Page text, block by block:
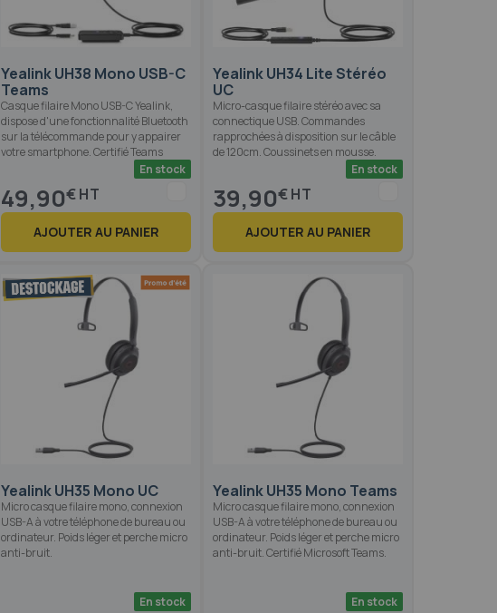
Yealink UH38 Mono USB-C
Teams
Casque filaire Mono USB-C Yealink,
dispose d'une fonctionnalité Bluetooth
sur la télécommande pour y appairer
votre smartphone. Certifié Teams
En stock
49,90€
AJOUTER AU PANIER
Yealink UH34 Lite Stéréo
UC
Micro-casque filaire stéréo avec sa
connectique USB. Commandes
rapprochées à disposition sur le câble
de 120cm. Coussinets en mousse.
En stock
39,90€
AJOUTER AU PANIER
Yealink UH35 Mono UC
Micro casque filaire mono, connexion
USB-A à votre téléphone de bureau ou
ordinateur. Poids léger et perche micro
anti-bruit.
En stock
Yealink UH35 Mono Teams
Micro casque filaire mono, connexion
USB-A à votre téléphone de bureau ou
ordinateur. Poids léger et perche micro
anti-bruit. Certifié Microsoft Teams.
En stock